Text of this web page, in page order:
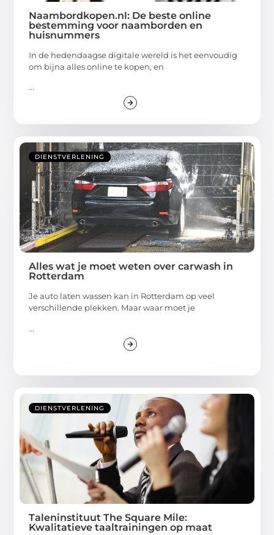
Naambordkopen.nl: De beste online
bestemming voor naamborden en
huisnummers
In de hedendaagse digitale wereld is het eenvoudig
om bijna alles online te kopen, en
...
DIENSTVERLENING
Alles wat je moet weten over carwash in
Rotterdam
Je auto laten wassen kan in Rotterdam op veel
verschillende plekken. Maar waar moet je
...
DIENSTVERLENING
Taleninstituut The Square Mile:
Kwalitatieve taaltrainingen op maat